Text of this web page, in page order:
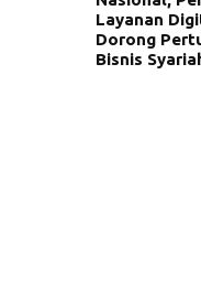
Layanan
Dorong
Bisnis